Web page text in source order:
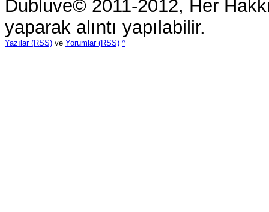
Dubluve© 2011-2012, Her
yaparak alıntı yapılabilir.
Yazılar (RSS) ve Yorumlar (RSS) ^